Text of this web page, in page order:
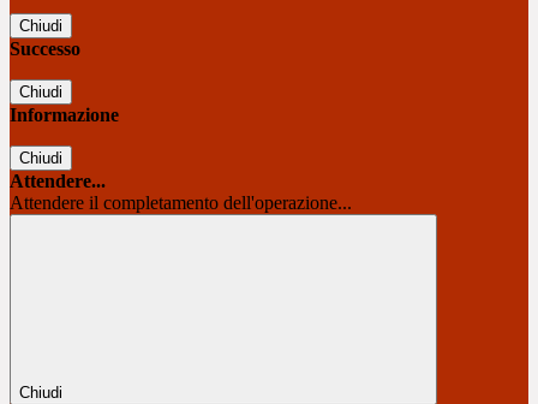
Chiudi
Successo
Chiudi
Informazione
Chiudi
Attendere...
Attendere il completamento dell'operazione...
Chiudi